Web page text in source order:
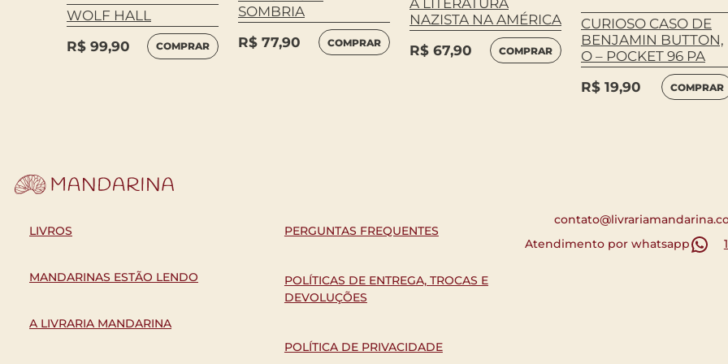
WOLF HALL
R$ 99,90 COMPRAR
SOMBRIA
R$ 77,90 COMPRAR
NAZISTA NA AMÉRICA
R$ 67,90 COMPRAR
CURIOSO CASO DE
BENJAMIN BUTTON,
O – POCKET 96 PA
R$ 19,90 COMPRAR
LIVROS
MANDARINAS ESTÃO LENDO
A LIVRARIA MANDARINA
PERGUNTAS FREQUENTES
POLÍTICAS DE ENTREGA, TROCAS E
DEVOLUÇÕES
POLÍTICA DE PRIVACIDADE
Atendimento por whatsapp